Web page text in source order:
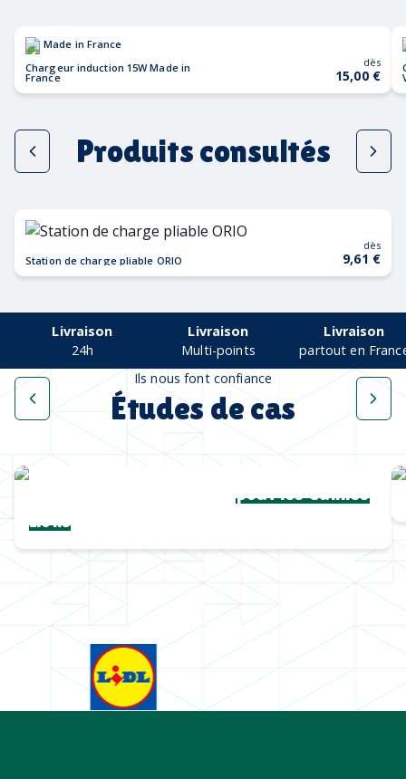
Made in France
Chargeur induction 15W Made in
France
dès
15,00 €
Produits consultés
Station de charge pliable ORIO
dès
9,61 €
Livraison
24h
Livraison
Multi-points
Livraison
partout en
Ils nous font confiance
Études de cas
Une collection complètepour les Cannes
Lions